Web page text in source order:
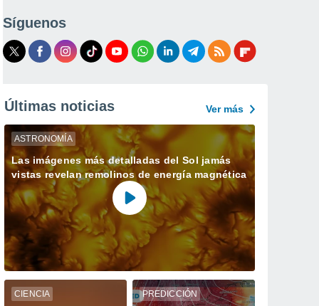
Síguenos
Últimas noticias Ver más
ASTRONOMÍA
Las imágenes más detalladas del Sol jamás
vistas revelan remolinos de energía magnética
CIENCIA PREDICCIÓN